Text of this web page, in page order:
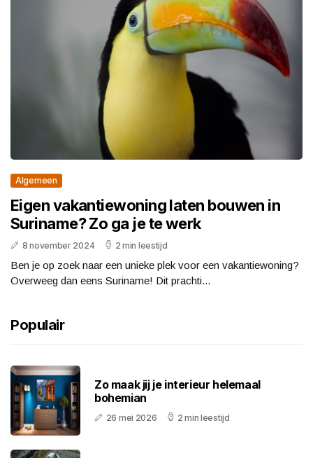
Algemeen
Eigen vakantiewoning laten bouwen in
Suriname? Zo ga je te werk
8 november 2024 2 min leestijd
Ben je op zoek naar een unieke plek voor een vakantiewoning?
Overweeg dan eens Suriname! Dit prachti...
Populair
Zo maak jij je interieur helemaal
bohemian
26 mei 2026 2 min leestijd